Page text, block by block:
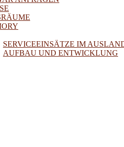
SERVICEEINSÄTZE IM
AUFBAU UND ENTWICKLUNG